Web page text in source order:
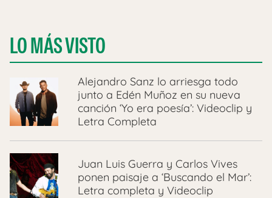
LO MÁS VISTO
Alejandro Sanz lo arriesga todo
junto a Edén Muñoz en su nueva
canción ‘Yo era poesía’: Videoclip y
Letra Completa
Juan Luis Guerra y Carlos Vives
ponen paisaje a ‘Buscando el Mar’:
Letra completa y Videoclip